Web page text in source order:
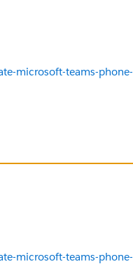
microsoft-teams-phone-
microsoft-teams-phone-